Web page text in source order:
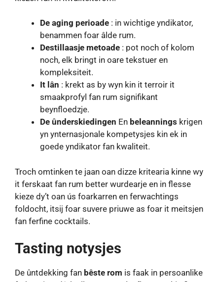
De aging perioade : in wichtige yndikator,
benammen foar âlde rum.
Destillaasje metoade : pot noch of kolom
noch, elk bringt in oare tekstuer en
kompleksiteit.
It lân : krekt as by wyn kin it terroir it
smaakprofyl fan rum signifikant
beynfloedzje.
De ûnderskiedingen En beleannings krigen
yn ynternasjonale kompetysjes kin ek in
goede yndikator fan kwaliteit.
Troch omtinken te jaan oan dizze kritearia kinne wy ​​
it ferskaat fan rum better wurdearje en in flesse
kieze dy’t oan ús foarkarren en ferwachtings
foldocht, itsij foar suvere priuwe as foar it meitsjen
fan ferfine cocktails.
Tasting notysjes
De ûntdekking fan bêste rom is faak in persoanlike